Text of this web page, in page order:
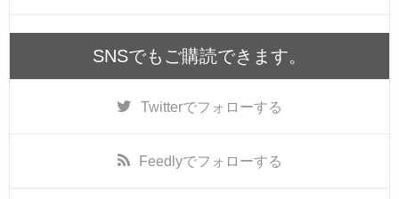
b
o
SNSでもご購読できます。
Twitterでフォローする
Feedlyでフォローする